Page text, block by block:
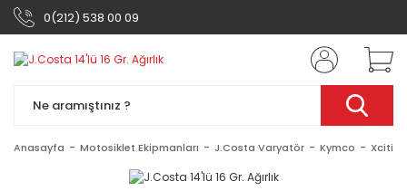
0(212) 538 00 09
Anasayfa Motosiklet Ekipmanları J.Costa Varyatör Kymco